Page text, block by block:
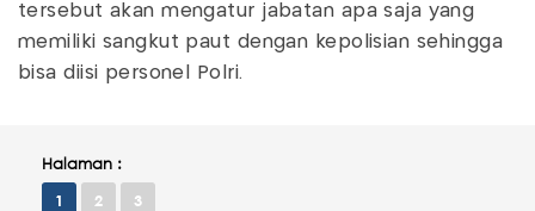
tersebut akan mengatur jabatan apa saja yang
memiliki sangkut paut dengan kepolisian sehingga
bisa diisi personel Polri.
Halaman :
1 2 3